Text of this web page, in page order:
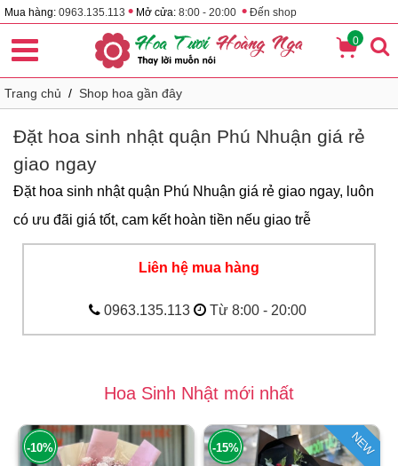
Mua hàng: 0963.135.113 • Mở cửa: 8:00 - 20:00 • Đến shop
0
Trang chủ / Shop hoa gần đây
Đặt hoa sinh nhật quận Phú Nhuận giá rẻ
giao ngay
Đặt hoa sinh nhật quận Phú Nhuận giá rẻ giao ngay, luôn
có ưu đãi giá tốt, cam kết hoàn tiền nếu giao trễ
Liên hệ mua hàng
0963.135.113 Từ 8:00 - 20:00
Hoa Sinh Nhật mới nhất
-10% NEW
-15%